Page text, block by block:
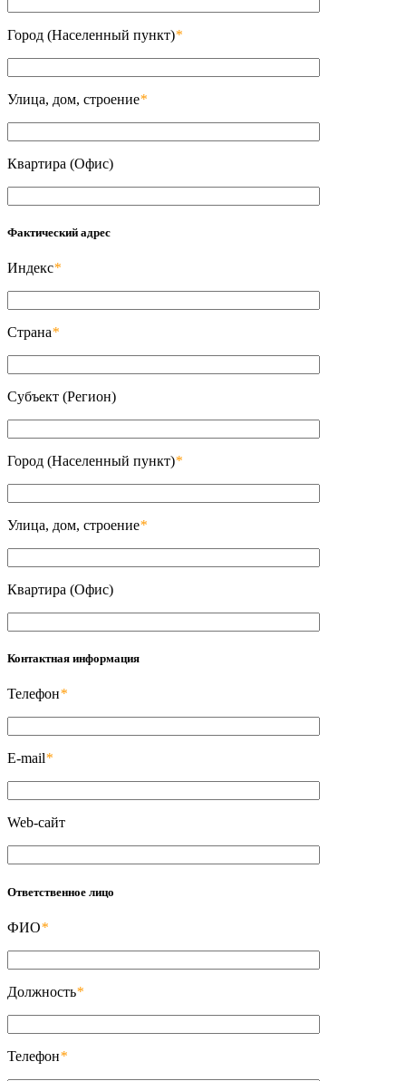
Город (Населенный пункт)*
Улица, дом, строение*
Квартира (Офис)
Фактический адрес
Индекс*
Страна*
Субъект (Регион)
Город (Населенный пункт)*
Улица, дом, строение*
Квартира (Офис)
Контактная информация
Телефон*
E-mail*
Web-сайт
Ответственное лицо
ФИО*
Должность*
Телефон*